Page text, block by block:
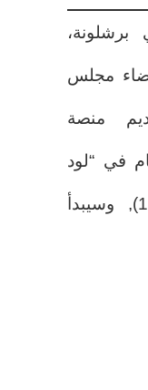
برشلونة،
مجلس
منصة
في “لود
غاليري” (شارع يوي، 134), وسيبدأ